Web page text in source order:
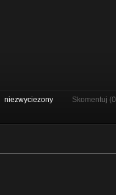
niezwyciezony Skomentuj